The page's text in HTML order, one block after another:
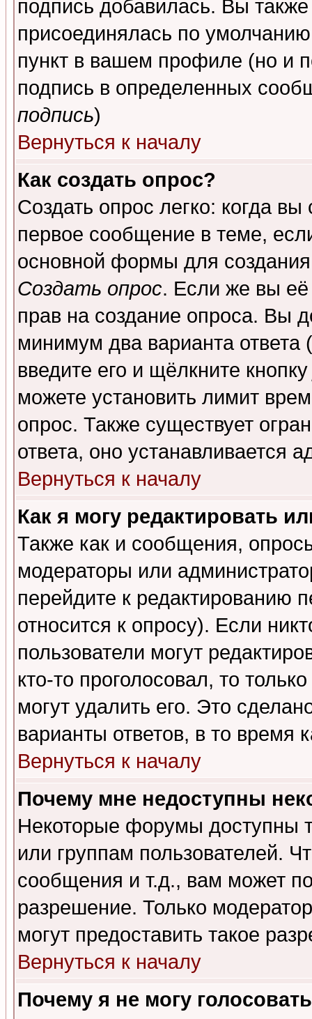
подпись добавилась. Вы
присоединялась по
пункт в вашем профиле (но и
подпись в определенных
подпись)
Вернуться к началу
Как создать опрос?
Создать опрос легко: когда
первое сообщение в теме,
основной формы для
Создать опрос. Если же вы её
прав на создание опроса. Вы
минимум два варианта ответа
введите его и щёлкните
можете установить лимит
опрос. Также существует
ответа, оно устанавливается
Вернуться к началу
Как я могу редактировать
Также как и сообщения,
модераторы или
перейдите к редактированию
относится к опросу). Если
пользователи могут
кто-то проголосовал, то
могут удалить его. Это
варианты ответов, в то время
Вернуться к началу
Почему мне недоступны
Некоторые форумы доступны
или группам пользователей.
сообщения и т.д., вам может
разрешение. Только
могут предоставить такое
Вернуться к началу
Почему я не могу